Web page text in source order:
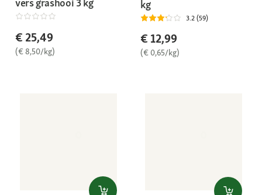
€ 25,49
(€ 8,50/kg)
kg
3.2 (59)
€ 12,99
(€ 0,65/kg)